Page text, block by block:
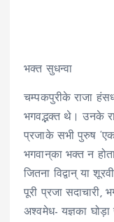
भक्त सुधन्वा
चम्पकपुरीके राजा
भगवद्भक्त थे। उनके
प्रजाके सभी पुरुष
भगवान्‌का भक्त न
जितना विद्वान् या
पूरी प्रजा सदाचारी,
अश्वमेध- यज्ञका